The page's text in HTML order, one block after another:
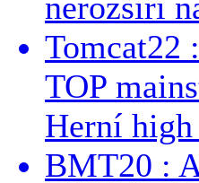
Tomcat22
TOP
Herní
BMT20 :